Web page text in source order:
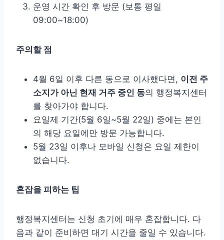
운영 시간 확인 후 방문 (보통 평일
09:00~18:00)
주의할 점
4월 6일 이후 다른 동으로 이사했다면, 이전 주
소지가 아닌 현재 거주 중인 동의 행정복지센터
를 찾아가야 합니다.
요일제 기간(5월 6일~5월 22일) 중에는 본인
의 해당 요일에만 방문 가능합니다.
5월 23일 이후나 모바일 신청은 요일 제한이
없습니다.
혼잡을 피하는 팁
행정복지센터는 신청 초기에 매우 혼잡합니다. 다
음과 같이 준비하면 대기 시간을 줄일 수 있습니다.